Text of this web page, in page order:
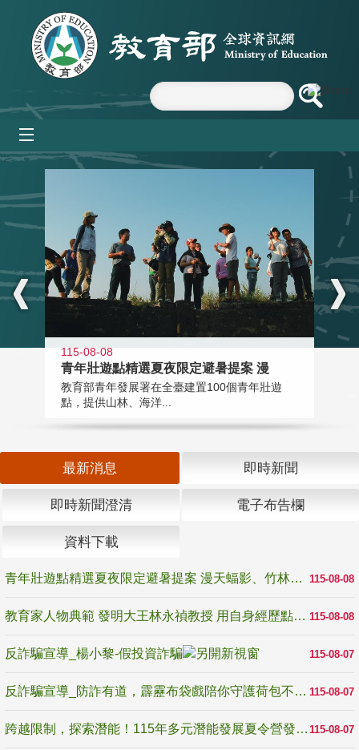
跳到主要內容區塊
:::
115-08-08
青年壯遊點精選夏夜限定避暑提案 漫
教育部青年發展署在全臺建置100個青年壯遊
點，提供山林、海洋...
最新消息 即時新聞
即時新聞澄清 電子布告欄
資料下載
115-08-08
青年壯遊點精選夏夜限定避暑提案 漫天蝠影、竹林尋蛙、茶香夜觀 邀青年暮色出發
115-08-08
教育家人物典範 發明大王林永禎教授 用自身經歷點亮學生的路
115-08-07
反詐騙宣導_楊小黎-假投資詐騙
115-08-07
反詐騙宣導_防詐有道，霹靂布袋戲陪你守護荷包不受騙
115-08-07
跨越限制，探索潛能！115年多元潛能發展夏令營發掘生命無限可能